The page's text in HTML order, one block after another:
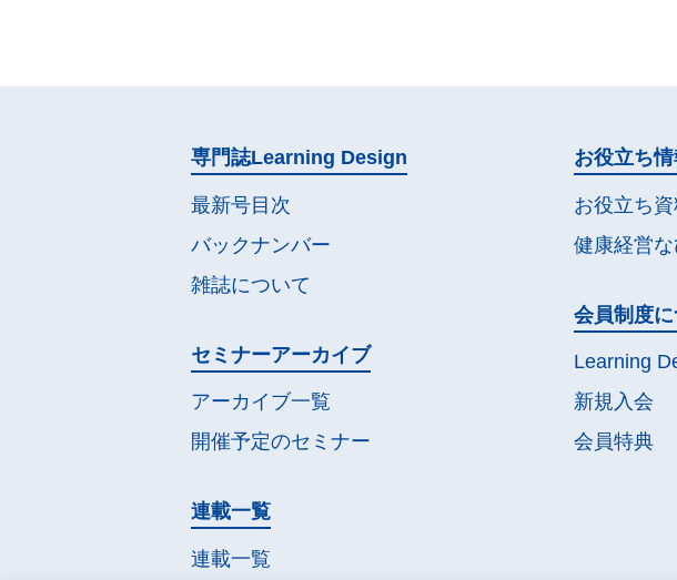
専門誌Learning Design
最新号目次
バックナンバー
雑誌について
セミナーアーカイブ
アーカイブ一覧
開催予定のセミナー
連載一覧
連載一覧
お役立ち情
お役立ち
健康経営
会員制度
Learning
新規入会
会員特典